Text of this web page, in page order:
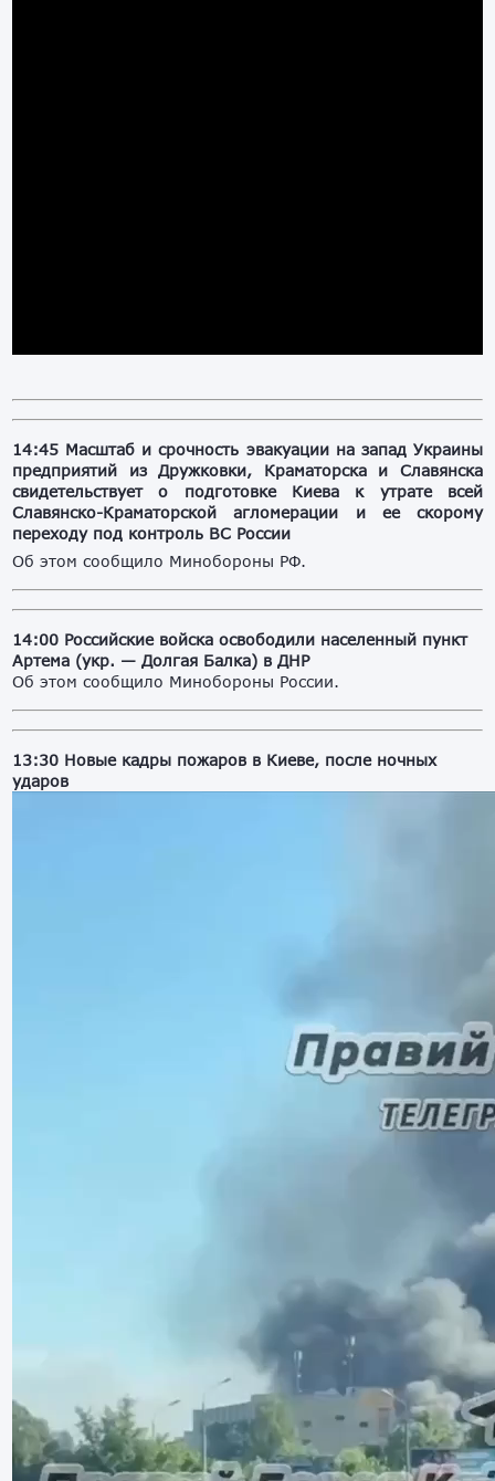
14:45 Масштаб и срочность эвакуации на запад Украины
предприятий из Дружковки, Краматорска и Славянска
свидетельствует о подготовке Киева к утрате всей
Славянско-Краматорской агломерации и ее скорому
переходу под контроль ВС России
Об этом сообщило Минобороны РФ.
14:00 Российские войска освободили населенный пункт
Артема (укр. — Долгая Балка) в ДНР
Об этом сообщило Минобороны России.
13:30 Новые кадры пожаров в Киеве, после ночных
ударов